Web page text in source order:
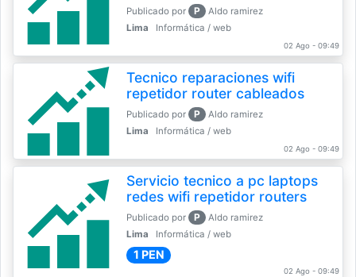
Publicado por P
Aldo ramirez
Lima
Informática / web
02 Ago - 09:49
Tecnico reparaciones wifi
repetidor router cableados
Publicado por P
Aldo ramirez
Lima
Informática / web
02 Ago - 09:49
Servicio tecnico a pc laptops
redes wifi repetidor routers
Publicado por P
Aldo ramirez
Lima
Informática / web
1 PEN
02 Ago - 09:49